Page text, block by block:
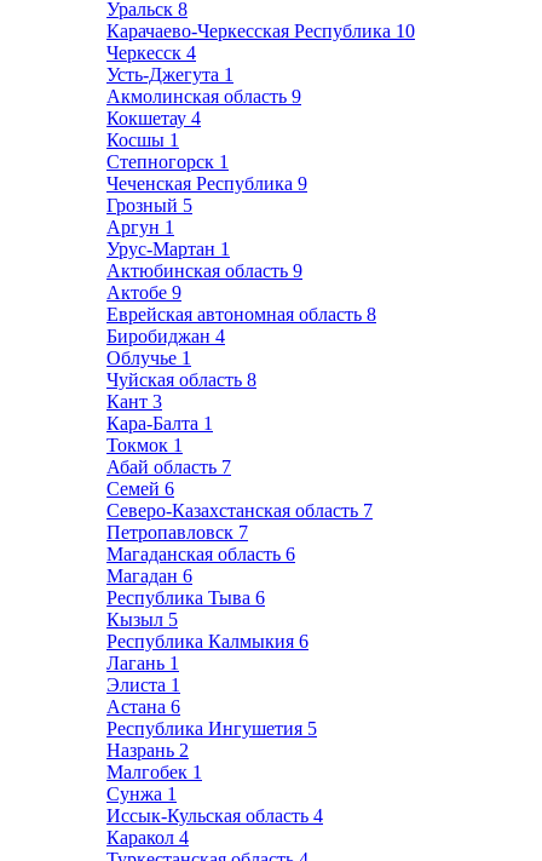
Уральск 8
Карачаево-Черкесская Республика 10
Черкесск 4
Усть-Джегута 1
Акмолинская область 9
Кокшетау 4
Косшы 1
Степногорск 1
Чеченская Республика 9
Грозный 5
Аргун 1
Урус-Мартан 1
Актюбинская область 9
Актобе 9
Еврейская автономная область 8
Биробиджан 4
Облучье 1
Чуйская область 8
Кант 3
Кара-Балта 1
Токмок 1
Абай область 7
Семей 6
Северо-Казахстанская область 7
Петропавловск 7
Магаданская область 6
Магадан 6
Республика Тыва 6
Кызыл 5
Республика Калмыкия 6
Лагань 1
Элиста 1
Астана 6
Республика Ингушетия 5
Назрань 2
Малгобек 1
Сунжа 1
Иссык-Кульская область 4
Каракол 4